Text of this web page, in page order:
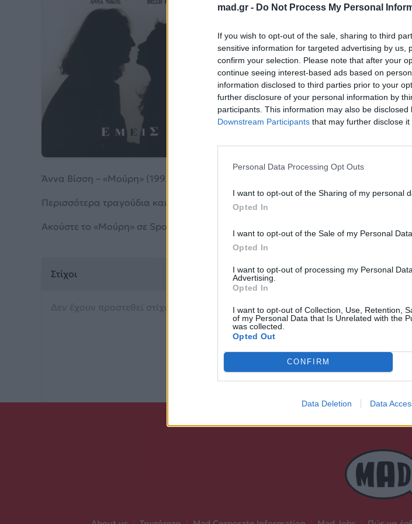
mad.gr - Do Not Process My Personal
If you wish to opt-out of the sale, sharing to third
sensitive information for targeted advertising by us,
confirm your selection. Please note that after your
continue seeing interest-based ads based on
information disclosed to third parties prior to your
further disclosure of your personal information by
participants. This information may also be
Downstream Participants that may further disclose it
Personal Data Processing Opt Outs
I want to opt-out of the Sharing of my personal
Opted In
I want to opt-out of the Sale of my Personal Data.
Opted In
I want to opt-out of processing my Personal
Advertising.
Opted In
I want to opt-out of Collection, Use, Retention,
of my Personal Data that Is Unrelated with the
was collected.
Opted Out
CONFIRM
Data Deletion Data
Μούρη
Άννα Βίσση
Από το ΆλμπουμΕμείςπου κυκλοφόρησε το 1992
Άννα Βίσση – «Μούρη» (1992). Περιλαμβάνεται στο άλμπουμ «Εμείς». Μουσικά
Περισσότερα τραγούδια και πληροφορίες στη σελίδα στο Mad.gr
Ακούστε το «Μούρη» σε Spotify, YouTube και στο Mad.gr.
Στίχοι
Δεν έχουν προστεθεί στίχοι για αυτό το τραγούδι.